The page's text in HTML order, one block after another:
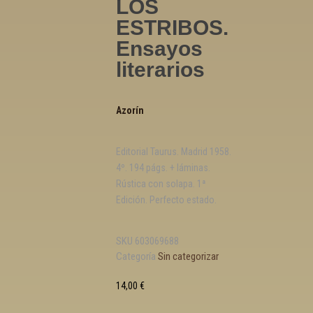
LOS
ESTRIBOS.
Ensayos
literarios
Azorín
Editorial Taurus. Madrid 1958.
4º. 194 págs. + láminas.
Rústica con solapa. 1ª
Edición. Perfecto estado.
SKU 603069688
Categoría Sin categorizar
14,00 €